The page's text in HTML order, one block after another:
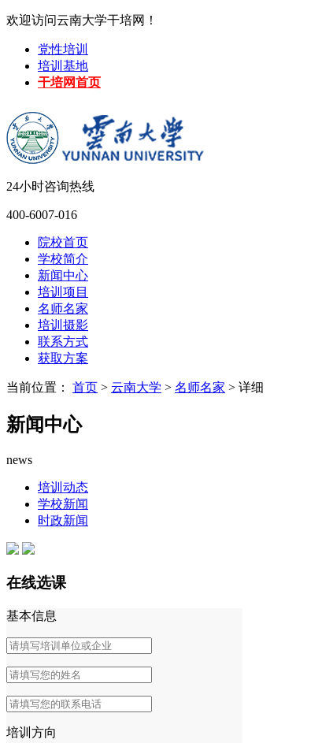
欢迎访问云南大学干培网！
党性培训
培训基地
干培网首页
24小时咨询热线
400-6007-016
院校首页
学校简介
新闻中心
培训项目
名师名家
培训摄影
联系方式
获取方案
当前位置： 首页 > 云南大学 > 名师名家 > 详细
新闻中心
news
培训动态
学校新闻
时政新闻
在线选课
基本信息
培训方向